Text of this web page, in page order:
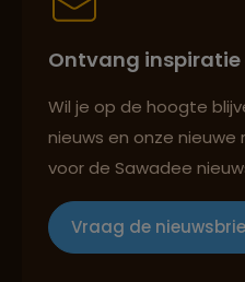
Groepsreizen mét
Ontvang inspiratie
Wil je op de hoogte
nieuws en onze nieuwe
voor de Sawadee
Vraag de